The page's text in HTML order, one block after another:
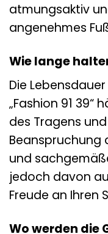
atmungsaktiv
angenehmes
Wie lange
Die
„Fashion 91 39“
des Tragens
Beanspruchung
und
jedoch davon
Freude an Ihren
Wo werden die